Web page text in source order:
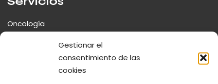
Gestionar el
consentimiento de las
cookies
Oncología
Neurología y Cirugía Espinal
Traumatología y Ortopedia